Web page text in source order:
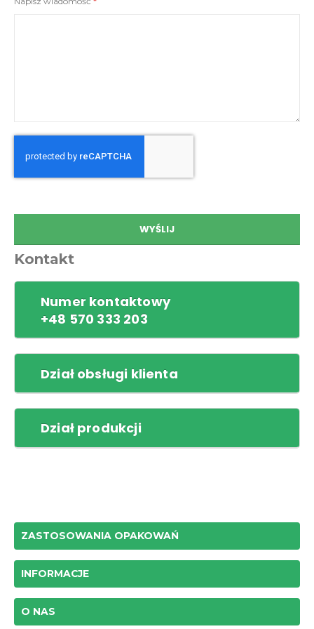
WYŚLIJ
Kontakt
Numer kontaktowy
+48 570 333 203
Dział obsługi klienta
Dział produkcji
ZASTOSOWANIA OPAKOWAŃ
INFORMACJE
O NAS